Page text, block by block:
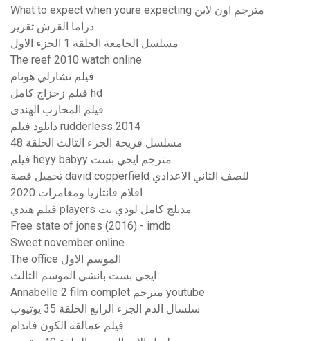
What to expect when youre expecting مترجم اون لاين
دراما القرش تقرير
مسلسل الجامعة الحلقة 1 الجزء الاول
The reef 2010 watch online
فيلم تشارلي هونام
فيلم زجزاج كامل hd
فيلم المحارب الهندى
دانلود فیلم rudderless 2014
مسلسل فريحة الجزء الثالث الحلقة 48
فيلم heyy babyy مترجم ايجي بست
تحميل قصة david copperfield للصف الثاني الاعدادي
افلام فانتازيا ومغامرات 2020
فيلم هندي players مدبلج كامل لودي نت
Free state of jones (2016) - imdb
Sweet november online
The office الموسم الاول
ايجي بست بانشي الموسم الثالث
Annabelle 2 film complet مترجم youtube
سلسال الدم الجزء الرابع الحلقة 35 يوتيوب
فيلم عمالقة الكون فاندام